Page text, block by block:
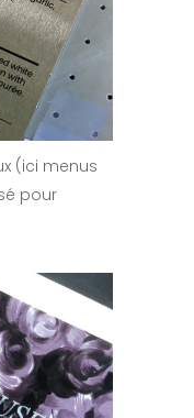
(ici menus
pour